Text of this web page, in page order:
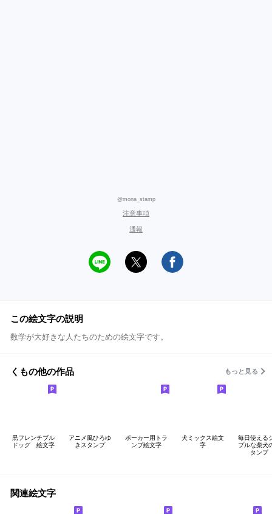
@mona_stamp
注意事項
通報
この絵文字の説明
数学が大好きな人たちのための絵文字です。
くもの他の作品 もっと見る
黒フレンチブル
ドッグ 絵文字
アニメ風ひろゆ
きスタンプ
ポーカー用トラ
ンプ絵文字
犬ミックス絵文
字
毎日使える
プルな柴犬
タンプ
関連絵文字